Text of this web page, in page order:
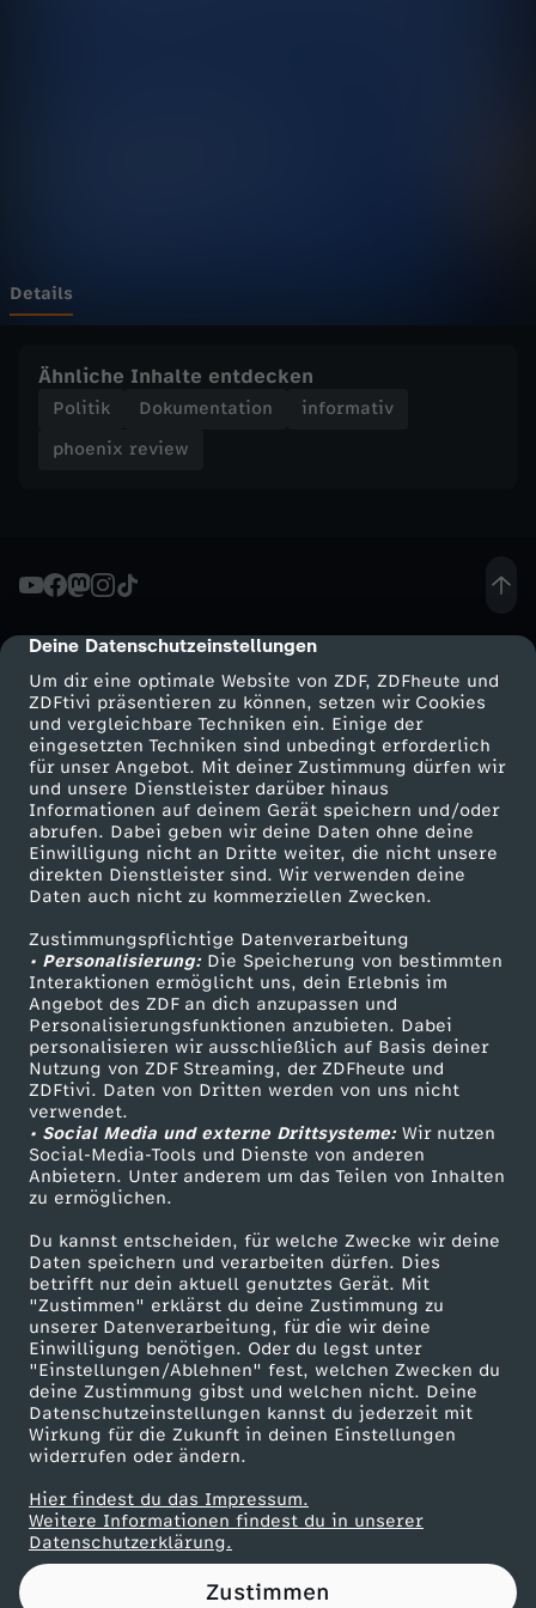
cmp-dialog-description
Deine Datenschutzeinstellungen
Um dir eine optimale Website von ZDF, ZDFheute und
ZDFtivi präsentieren zu können, setzen wir Cookies
und vergleichbare Techniken ein. Einige der
eingesetzten Techniken sind unbedingt erforderlich
für unser Angebot. Mit deiner Zustimmung dürfen wir
und unsere Dienstleister darüber hinaus
Informationen auf deinem Gerät speichern und/oder
abrufen. Dabei geben wir deine Daten ohne deine
Einwilligung nicht an Dritte weiter, die nicht unsere
direkten Dienstleister sind. Wir verwenden deine
Daten auch nicht zu kommerziellen Zwecken.
Zustimmungspflichtige Datenverarbeitung
• Personalisierung:Die Speicherung von bestimmten
Interaktionen ermöglicht uns, dein Erlebnis im
Angebot des ZDF an dich anzupassen und
Personalisierungsfunktionen anzubieten. Dabei
personalisieren wir ausschließlich auf Basis deiner
Nutzung von ZDF Streaming, der ZDFheute und
ZDFtivi. Daten von Dritten werden von uns nicht
verwendet.
• Social Media und externe Drittsysteme:Wir nutzen
Social-Media-Tools und Dienste von anderen
Anbietern. Unter anderem um das Teilen von Inhalten
zu ermöglichen.
Du kannst entscheiden, für welche Zwecke wir deine
Daten speichern und verarbeiten dürfen. Dies
betrifft nur dein aktuell genutztes Gerät. Mit
"Zustimmen" erklärst du deine Zustimmung zu
unserer Datenverarbeitung, für die wir deine
Einwilligung benötigen. Oder du legst unter
"Einstellungen/Ablehnen" fest, welchen Zwecken du
deine Zustimmung gibst und welchen nicht. Deine
Datenschutzeinstellungen kannst du jederzeit mit
Wirkung für die Zukunft in deinen Einstellungen
widerrufen oder ändern.
Hier findest du das Impressum.
Weitere Informationen findest du in unserer
Datenschutzerklärung.
Zustimmen
w
G
z
t
a
g
s
s
c
h
u
l
-
K
o
n
g
r
e
s
Details
Ähnliche Inhalte entdecken
Politik Dokumentation
informativ
phoenix review
Mehr ZDF
ZDF-Apps
Smart TV
ZDFtext
Livestreams
Sendungen A-Z
TV-Programm
Service
ZDFmitreden
Kontakt zum ZDF
Tickets
Zuschauerservice
Hilfe
ZDF Unternehmen
Karriere
ZDF goes Schule
Werbefernsehen
Mainzelmännchen
Partner